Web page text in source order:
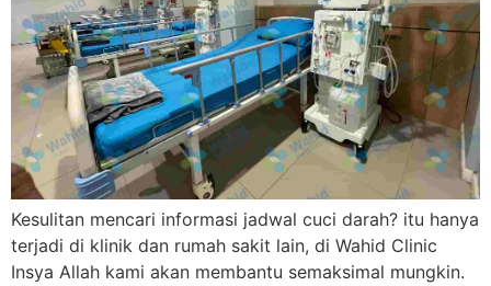
Kesulitan mencari informasi jadwal cuci darah? itu hanya
terjadi di klinik dan rumah sakit lain, di Wahid Clinic
Insya Allah kami akan membantu semaksimal mungkin.